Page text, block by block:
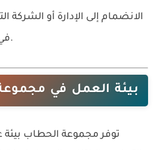
الانضمام إلى الإدارة أو الشركة
في أداء المهام الوظيفية.
بيئة العمل في
توفر مجموعة الحطاب